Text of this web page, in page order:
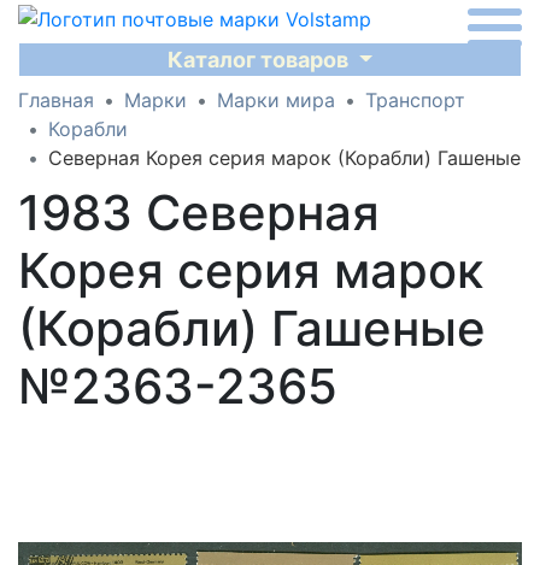
Каталог товаров
Главная Марки Марки мира
Транспорт
Корабли
Северная Корея серия марок (Корабли) Гашеные
1983 Северная
Корея серия марок
(Корабли) Гашеные
№2363-2365